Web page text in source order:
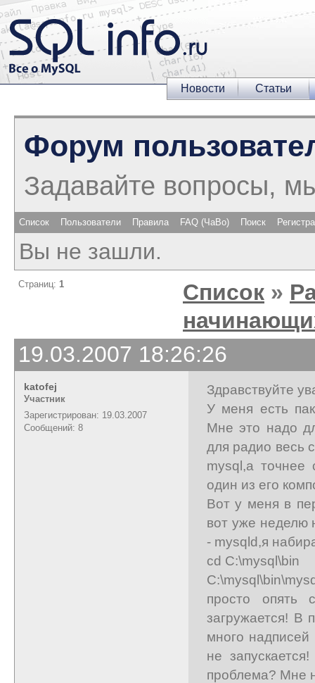
Новости Статьи
Форум
Задавайте вопросы,
Список Пользователи Правила FAQ (ЧаВо) Поиск
Вы не зашли.
Страниц: 1 Список »
19.03.2007 18:26:26
katofej
Участник
Зарегистрирован: 19.03.2007
Сообщений: 8
Здравствуйте
У меня есть
Мне это надо
для радио весь
mysql,а точнее
один из его
Вот у меня в
вот уже неделю
- mysqld,я
cd C:\mysql\bin
просто опять
загружается! В
много
не
проблема? Мне